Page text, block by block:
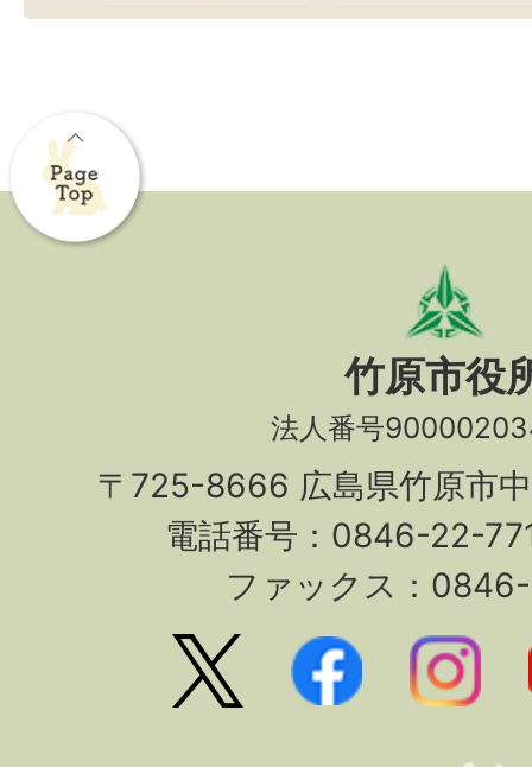
竹原市役
法人番号
〒725-8666 広島県竹原市
電話番号：0846-22-
ファックス：